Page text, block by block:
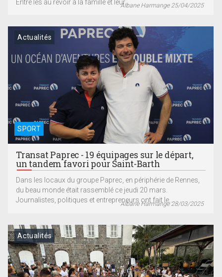
Entre les au revoir à la famille et leur...Albane Harmange 25/04/2025
SPORT
Actualités
Transat Paprec - 19 équipages sur le départ,
un tandem favori pour Saint-Barth
Dans les locaux du groupe Paprec, en périphérie de Rennes,
du beau monde était rassemblé ce jeudi 20 mars.
Journalistes, politiques et entrepreneurs ont fait le...
Albane Harmange 28/03/2025
Actualités